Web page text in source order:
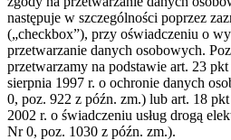
następuje w szczególności poprzez
(„checkbox”), przy oświadczeniu o
przetwarzanie danych osobowych.
przetwarzamy na podstawie art. 23
sierpnia 1997 r. o ochronie danych
0, poz. 922 z późn. zm.) lub art. 18
2002 r. o świadczeniu usług drogą
Nr 0, poz. 1030 z późn. zm.).